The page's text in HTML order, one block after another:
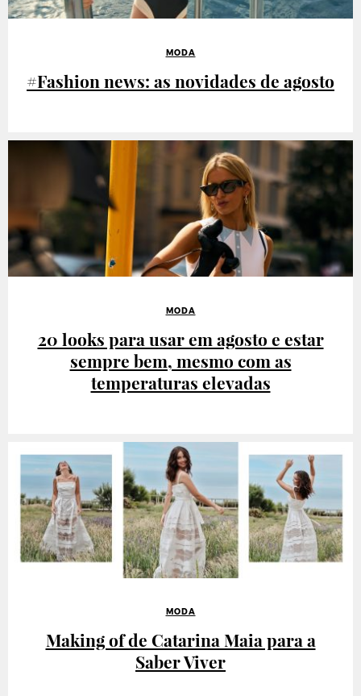
MODA
#Fashion news: as novidades de agosto
MODA
20 looks para usar em agosto e estar
sempre bem, mesmo com as
temperaturas elevadas
MODA
Making of de Catarina Maia para a
Saber Viver